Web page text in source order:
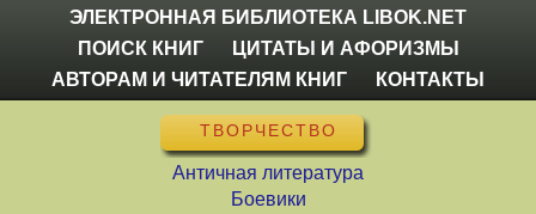
ЭЛЕКТРОННАЯ БИБЛИОТЕКА LIBOK.NET
ПОИСК КНИГ
ЦИТАТЫ И АФОРИЗМЫ
АВТОРАМ И ЧИТАТЕЛЯМ КНИГ
КОНТАКТЫ
ТВОРЧЕСТВО
Античная литература
Боевики